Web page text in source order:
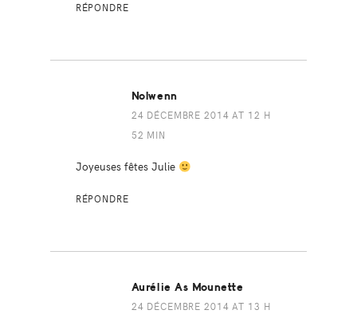
RÉPONDRE
Nolwenn
24 DÉCEMBRE 2014 AT 12 H
52 MIN
Joyeuses fêtes Julie
RÉPONDRE
Aurélie As Mounette
24 DÉCEMBRE 2014 AT 13 H